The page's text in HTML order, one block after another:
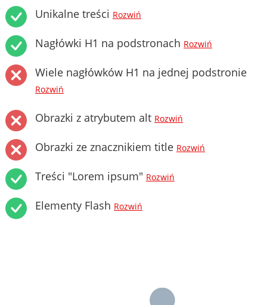
Unikalne treści Rozwiń
Nagłówki H1 na podstronach Rozwiń
Wiele nagłówków H1 na jednej podstronie
Rozwiń
Obrazki z atrybutem alt Rozwiń
Obrazki ze znacznikiem title Rozwiń
Treści "Lorem ipsum" Rozwiń
Elementy Flash Rozwiń